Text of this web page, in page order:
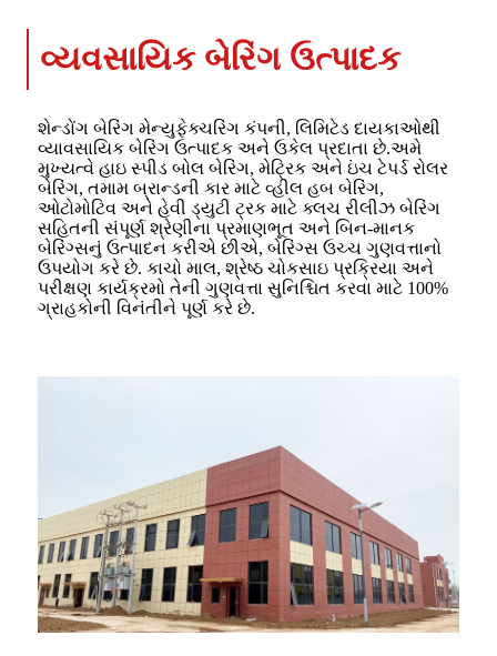
વ્યવસાયિક બેરિંગ ઉત્પાદક
શેન્ડોંગ બેરિંગ મેન્યુફેક્ચરિંગ કંપની, લિમિટેડ દાયકાઓથી
વ્યાવસાયિક બેરિંગ ઉત્પાદક અને ઉકેલ પ્રદાતા છે.અમે
મુખ્યત્વે હાઇ સ્પીડ બોલ બેરિંગ, મેટ્રિક અને ઇંચ ટેપર્ડ રોલર
બેરિંગ, તમામ બ્રાન્ડની કાર માટે વ્હીલ હબ બેરિંગ,
ઓટોમોટિવ અને હેવી ડ્યુટી ટ્રક માટે ક્લચ રીલીઝ બેરિંગ
સહિતની સંપૂર્ણ શ્રેણીના પ્રમાણભૂત અને બિન-માનક
બેરિંગ્સનું ઉત્પાદન કરીએ છીએ, બેરિંગ્સ ઉચ્ચ ગુણવત્તાનો
ઉપયોગ કરે છે. કાચો માલ, શ્રેષ્ઠ ચોકસાઇ પ્રક્રિયા અને
પરીક્ષણ કાર્યક્રમો તેની ગુણવત્તા સુનિશ્ચિત કરવા માટે 100%
ગ્રાહકોની વિનંતીને પૂર્ણ કરે છે.